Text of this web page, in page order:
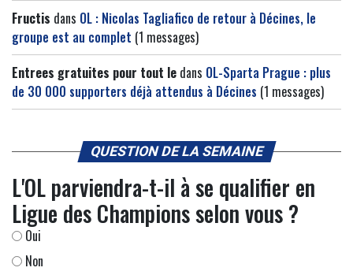
Fructis dans OL : Nicolas Tagliafico de retour à Décines, le
groupe est au complet (1 messages)
Entrees gratuites pour tout le dans OL-Sparta Prague : plus
de 30 000 supporters déjà attendus à Décines (1 messages)
QUESTION DE LA SEMAINE
L'OL parviendra-t-il à se qualifier en
Ligue des Champions selon vous ?
Oui
Non